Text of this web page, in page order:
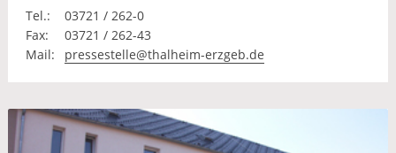
Tel.:
03721 / 262-0
Fax:
03721 / 262-43
Mail:
pressestelle@thalheim-erzgeb.de